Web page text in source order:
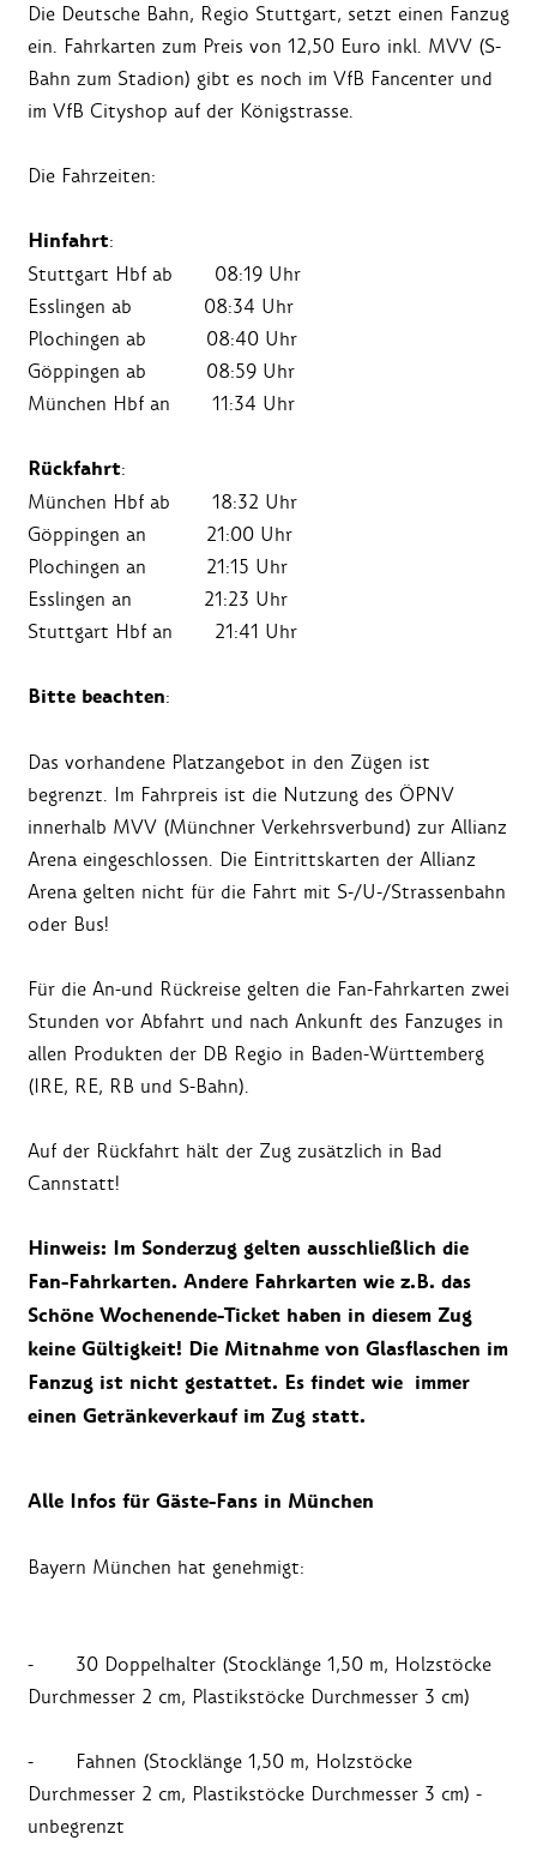
Die Deutsche Bahn, Regio Stuttgart, setzt einen Fanzug
ein. Fahrkarten zum Preis von 12,50 Euro inkl. MVV (S-
Bahn zum Stadion) gibt es noch im VfB Fancenter und
im VfB Cityshop auf der Königstrasse.
Die Fahrzeiten:
Hinfahrt:
Stuttgart Hbf ab 08:19 Uhr
Esslingen ab 08:34 Uhr
Plochingen ab 08:40 Uhr
Göppingen ab 08:59 Uhr
München Hbf an 11:34 Uhr
Rückfahrt:
München Hbf ab 18:32 Uhr
Göppingen an 21:00 Uhr
Plochingen an 21:15 Uhr
Esslingen an 21:23 Uhr
Stuttgart Hbf an 21:41 Uhr
Bitte beachten:
Das vorhandene Platzangebot in den Zügen ist
begrenzt. Im Fahrpreis ist die Nutzung des ÖPNV
innerhalb MVV (Münchner Verkehrsverbund) zur Allianz
Arena eingeschlossen. Die Eintrittskarten der Allianz
Arena gelten nicht für die Fahrt mit S-/U-/Strassenbahn
oder Bus!
Für die An-und Rückreise gelten die Fan-Fahrkarten zwei
Stunden vor Abfahrt und nach Ankunft des Fanzuges in
allen Produkten der DB Regio in Baden-Württemberg
(IRE, RE, RB und S-Bahn).
Auf der Rückfahrt hält der Zug zusätzlich in Bad
Cannstatt!
Hinweis: Im Sonderzug gelten ausschließlich die
Fan-Fahrkarten. Andere Fahrkarten wie z.B. das
Schöne Wochenende-Ticket haben in diesem Zug
keine Gültigkeit! Die Mitnahme von Glasflaschen im
Fanzug ist nicht gestattet. Es findet wie immer
einen Getränkeverkauf im Zug statt.
Alle Infos für Gäste-Fans in München
Bayern München hat genehmigt:
- 30 Doppelhalter (Stocklänge 1,50 m, Holzstöcke
Durchmesser 2 cm, Plastikstöcke Durchmesser 3 cm)
- Fahnen (Stocklänge 1,50 m, Holzstöcke
Durchmesser 2 cm, Plastikstöcke Durchmesser 3 cm) -
unbegrenzt